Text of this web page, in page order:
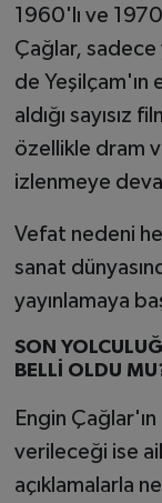
1960'lı ve
Çağlar, sadece
de Yeşilçam'ın
aldığı sayısız
özellikle dram
izlenmeye
Vefat nedeni
sanat
yayınlamaya
SON
BELLİ OLDU
Engin
verileceği ise
açıklamalarla